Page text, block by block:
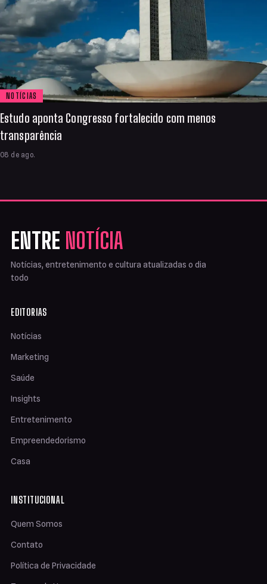
NOTÍCIAS
Estudo aponta Congresso fortalecido com menos
transparência
08 de ago.
ENTRE NOTÍCIA
Notícias, entretenimento e cultura atualizadas o dia
todo
EDITORIAS
Notícias
Marketing
Saúde
Insights
Entretenimento
Empreendedorismo
Casa
INSTITUCIONAL
Quem Somos
Contato
Política de Privacidade